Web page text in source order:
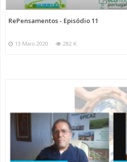
RePensamentos - Episódio 11
13 Maio 2020 282 K